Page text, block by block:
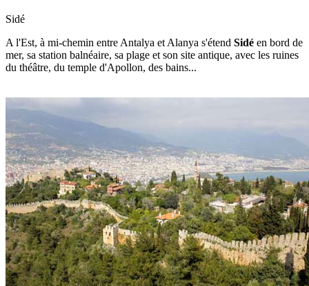
Sidé
A l'Est, à mi-chemin entre Antalya et Alanya s'étend Sidé en bord de
mer, sa station balnéaire, sa plage et son site antique, avec les ruines
du théâtre, du temple d'Apollon, des bains...